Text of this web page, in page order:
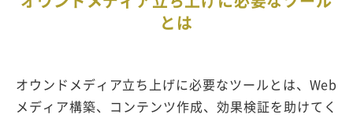
とは
オウンドメディア立ち上げに必要なツールとは、Web
メディア構築、コンテンツ作成、効果検証を助けてく